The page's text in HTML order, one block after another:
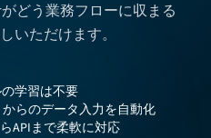
どう業務フローに収まる
いただけます。
学習は不要
らのデータ入力を自動化
APIまで柔軟に対応